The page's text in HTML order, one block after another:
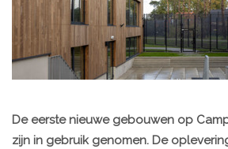
De eerste nieuwe gebouwen op
zijn in gebruik genomen. De